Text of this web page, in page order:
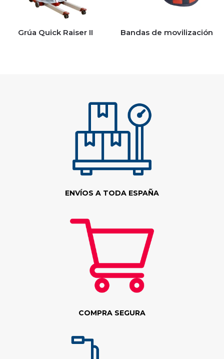
Grúa Quick Raiser II Bandas de movilización
ENVÍOS A TODA ESPAÑA
COMPRA SEGURA